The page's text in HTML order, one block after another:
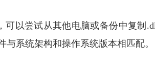
可以尝试从其他电脑或备份中复制
系统架构和操作系统版本相匹配。